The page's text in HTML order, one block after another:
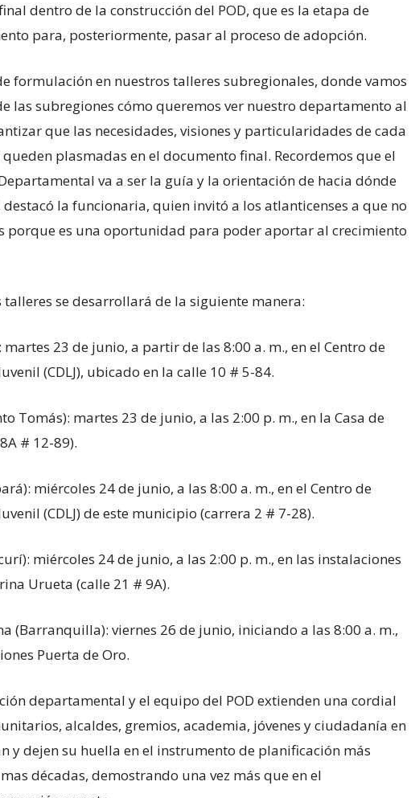
dentro de la construcción del POD, que es la etapa de
para, posteriormente, pasar al proceso de adopción.
formulación en nuestros talleres subregionales, donde vamos
las subregiones cómo queremos ver nuestro departamento al
que las necesidades, visiones y particularidades de cada
plasmadas en el documento final. Recordemos que el
va a ser la guía y la orientación de hacia dónde
destacó la funcionaria, quien invitó a los atlanticenses a que no
porque es una oportunidad para poder aportar al crecimiento
se desarrollará de la siguiente manera:
23 de junio, a partir de las 8:00 a. m., en el Centro de
(CDLJ), ubicado en la calle 10 # 5-84.
Tomás): martes 23 de junio, a las 2:00 p. m., en la Casa de
# 12-89).
miércoles 24 de junio, a las 8:00 a. m., en el Centro de
(CDLJ) de este municipio (carrera 2 # 7-28).
miércoles 24 de junio, a las 2:00 p. m., en las instalaciones
Urueta (calle 21 # 9A).
(Barranquilla): viernes 26 de junio, iniciando a las 8:00 a. m.,
Puerta de Oro.
departamental y el equipo del POD extienden una cordial
alcaldes, gremios, academia, jóvenes y ciudadanía en
y dejen su huella en el instrumento de planificación más
décadas, demostrando una vez más que en el